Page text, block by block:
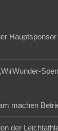
machen
der